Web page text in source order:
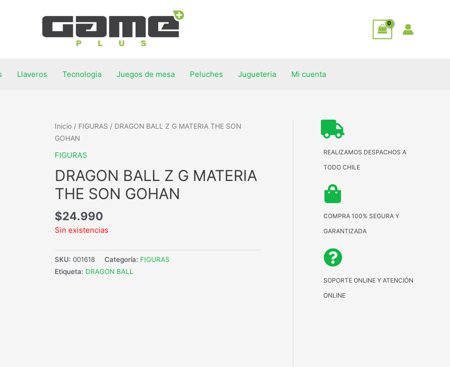
Llaveros Tecnologia Juegos de mesa Peluches Jugueteria Mi cuenta
Inicio / FIGURAS / DRAGON BALL Z G MATERIA THE SON
GOHAN
FIGURAS
DRAGON BALL Z G MATERIA
THE SON GOHAN
$24.990
Sin existencias
SKU:001618 Categoría: FIGURAS
Etiqueta: DRAGON BALL
REALIZAMOS DESPACHOS A
TODO CHILE
COMPRA 100% SEGURA Y
GARANTIZADA
SOPORTE ONLINE Y ATENCIÓN
ONLINE